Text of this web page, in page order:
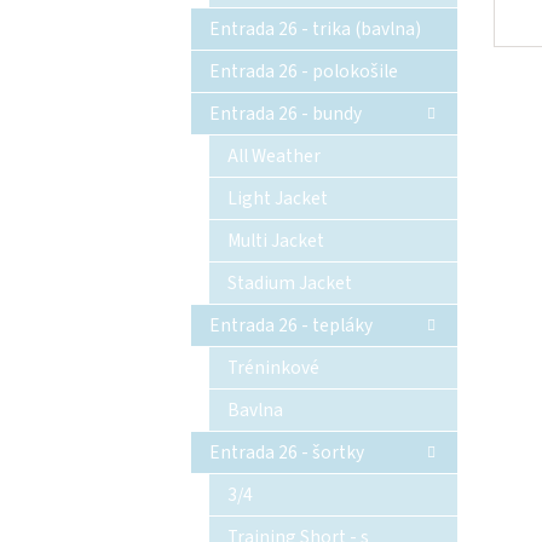
Entrada 26 - trika (bavlna)
Entrada 26 - polokošile
Entrada 26 - bundy
All Weather
Light Jacket
Multi Jacket
Stadium Jacket
Entrada 26 - tepláky
Tréninkové
Bavlna
Entrada 26 - šortky
3/4
Training Short - s